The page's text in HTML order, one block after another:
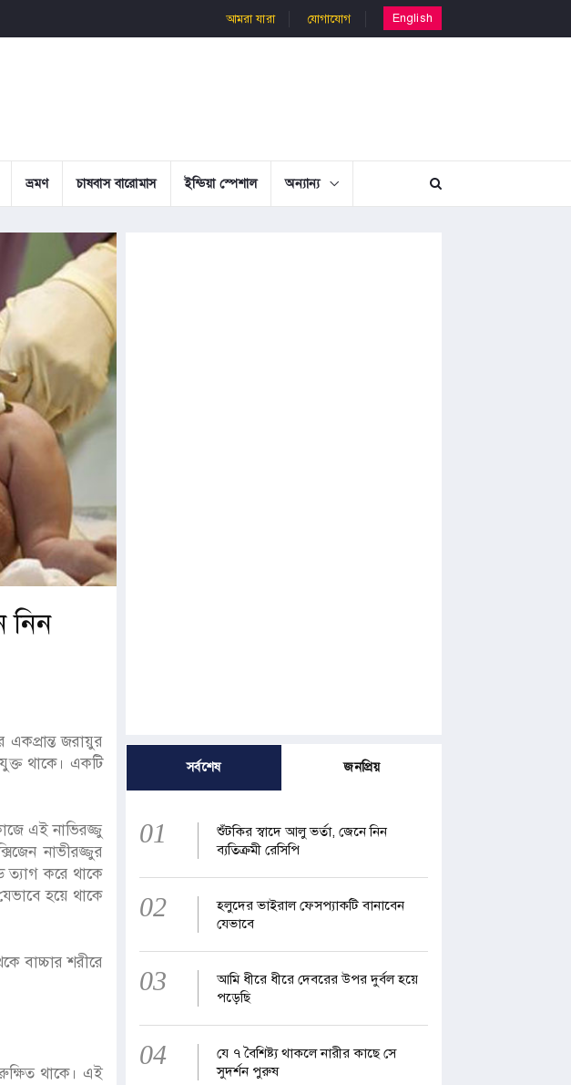
আমরা যারা যোগাযোগ English
ভ্রমণ চাষবাস বারোমাস ইন্ডিয়া স্পেশাল অন্যান্য
নিন
একপ্রান্ত জরায়ুর
থাকে। একটি
এই নাভিরজ্জু
নাভীরজ্জুর
ত্যাগ করে থাকে
হয়ে থাকে
বাচ্চার শরীরে
থাকে। এই
সর্বশেষ জনপ্রিয়
01
শুঁটকির স্বাদে আলু ভর্তা, জেনে নিন
ব্যতিক্রমী রেসিপি
02
হলুদের ভাইরাল ফেসপ্যাকটি বানাবেন
যেভাবে
03
আমি ধীরে ধীরে দেবরের উপর দুর্বল হয়ে
পড়েছি
04
যে ৭ বৈশিষ্ট্য থাকলে নারীর কাছে সে
সুদর্শন পুরুষ